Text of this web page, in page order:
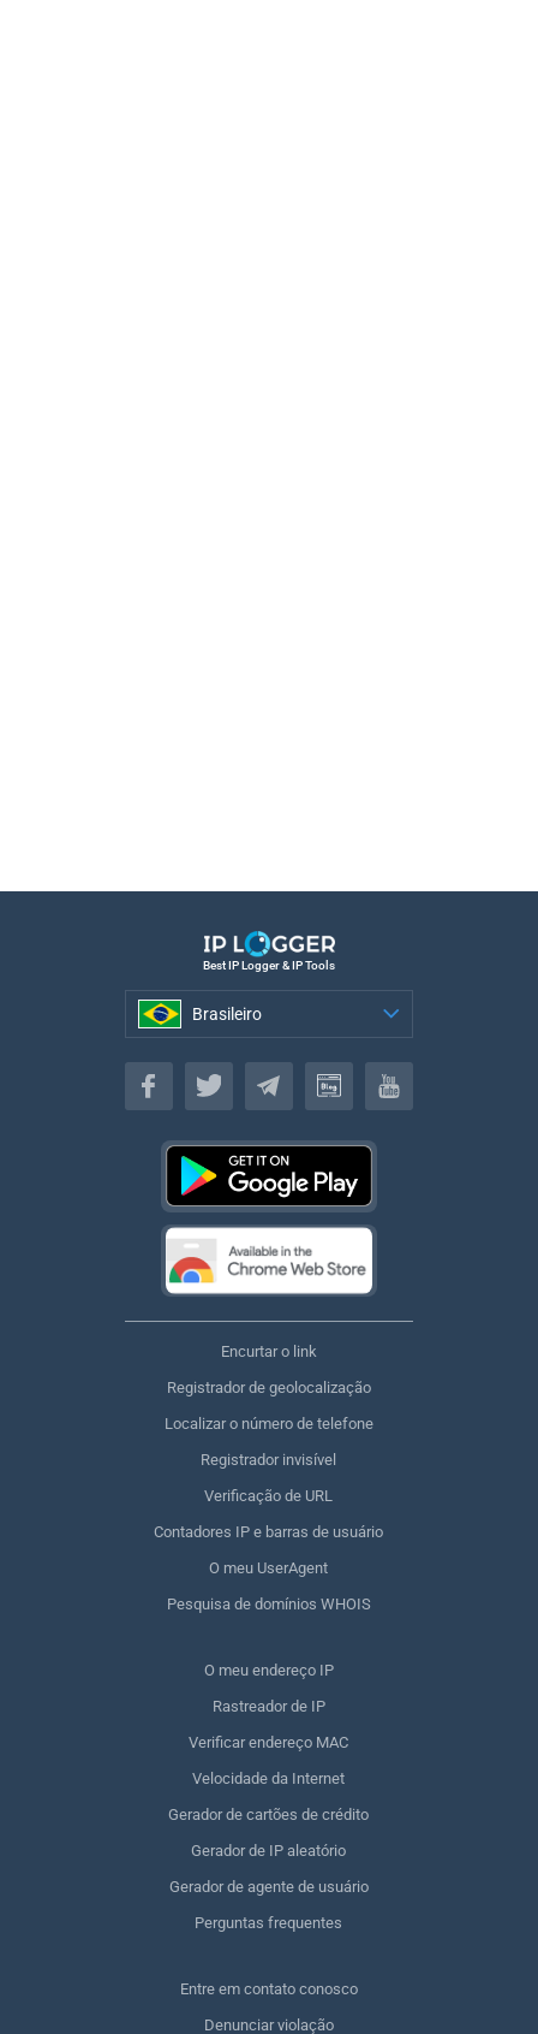
Best IP Logger & IP Tools
Brasileiro
Brasileiro
Encurtar o link
Registrador de geolocalização
Localizar o número de telefone
Registrador invisível
Verificação de URL
Contadores IP e barras de usuário
O meu UserAgent
Pesquisa de domínios WHOIS
O meu endereço IP
Rastreador de IP
Verificar endereço MAC
Velocidade da Internet
Gerador de cartões de crédito
Gerador de IP aleatório
Gerador de agente de usuário
Perguntas frequentes
Entre em contato conosco
Denunciar violação